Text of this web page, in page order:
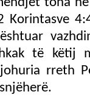
Korintasve
të këtij
rreth